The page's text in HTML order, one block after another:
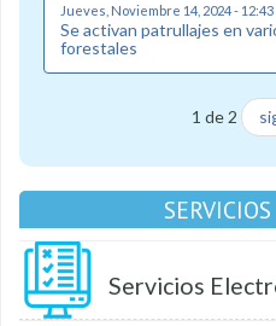
Jueves, Noviembre 14, 2024 - 12:43
Se activan patrullajes en
forestales
1 de 2
Servicios